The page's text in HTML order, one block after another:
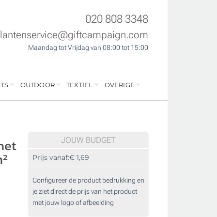
020 808 3348
Maandag tot Vrijdag van 08:00 tot 15:00
OUTDOOR TEXTIEL OVERIGE
JOUW BUDGET
Prijs vanaf:€ 1,69
Configureer de product bedrukking en
je ziet direct de prijs van het product
met jouw logo of afbeelding